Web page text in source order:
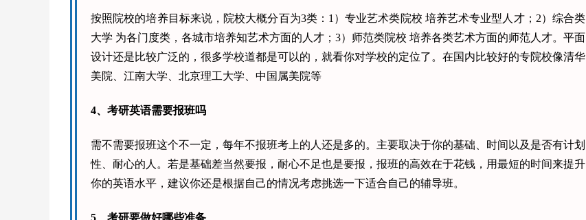
按照院校的培养目标来说，院校大概分百为3类：1）专业艺术类院校 培养艺术专业型人才；2）综合类
大学 为各门度类，各城市培养知艺术方面的人才；3）师范类院校 培养各类艺术方面的师范人才。平面
设计还是比较广泛的，很多学校道都是可以的，就看你对学校的定位了。在国内比较好的专院校像清华
美院、江南大学、北京理工大学、中国属美院等
4、考研英语需要报班吗
需不需要报班这个不一定，每年不报班考上的人还是多的。主要取决于你的基础、时间以及是否有计划
性、耐心的人。若是基础差当然要报，耐心不足也是要报，报班的高效在于花钱，用最短的时间来提升
你的英语水平，建议你还是根据自己的情况考虑挑选一下适合自己的辅导班。
5、考研要做好哪些准备